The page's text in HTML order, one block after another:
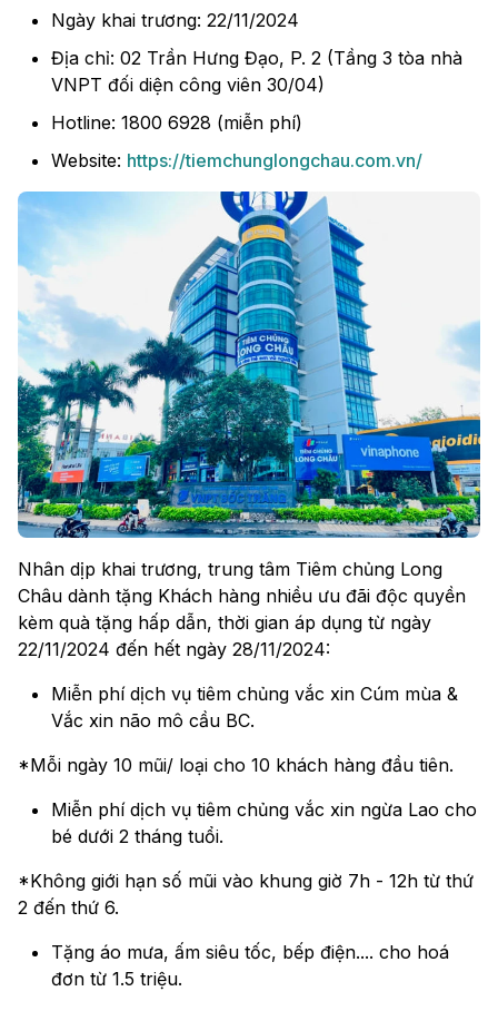
Ngày khai trương: 22/11/2024
Địa chỉ: 02 Trần Hưng Đạo, P. 2 (Tầng 3 tòa nhà
VNPT đối diện công viên 30/04)
Hotline: 1800 6928 (miễn phí)
Website: https://tiemchunglongchau.com.vn/
Nhân dịp khai trương, trung tâm Tiêm chủng Long
Châu dành tặng Khách hàng nhiều ưu đãi độc quyền
kèm quà tặng hấp dẫn, thời gian áp dụng từ ngày
22/11/2024 đến hết ngày 28/11/2024:
Miễn phí dịch vụ tiêm chủng vắc xin Cúm mùa &
Vắc xin não mô cầu BC.
*Mỗi ngày 10 mũi/ loại cho 10 khách hàng đầu tiên.
Miễn phí dịch vụ tiêm chủng vắc xin ngừa Lao cho
bé dưới 2 tháng tuổi.
*Không giới hạn số mũi vào khung giờ 7h - 12h từ thứ
2 đến thứ 6.
Tặng áo mưa, ấm siêu tốc, bếp điện.... cho hoá
đơn từ 1.5 triệu.